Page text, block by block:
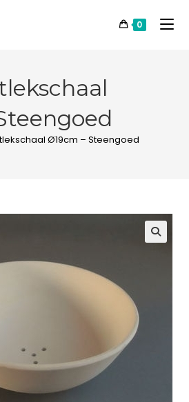
0
Ø19cm – Steengoed